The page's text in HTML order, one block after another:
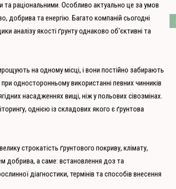
та раціональними. Особливо актуально це за умов
добрива та енергію. Багато компаній сьогодні
аналізу якості ґрунту однаково об'єктивні та
на одному місці, і вони постійно забирають
односторонньому використанні певних чинників
насадженнях вищі, ніж у польових сівозмінах.
однією із складових якого є ґрунтова
строкатість ґрунтового покриву, клімату,
добрива, а саме: встановлення доз та
діагностики, термінів та способів внесення